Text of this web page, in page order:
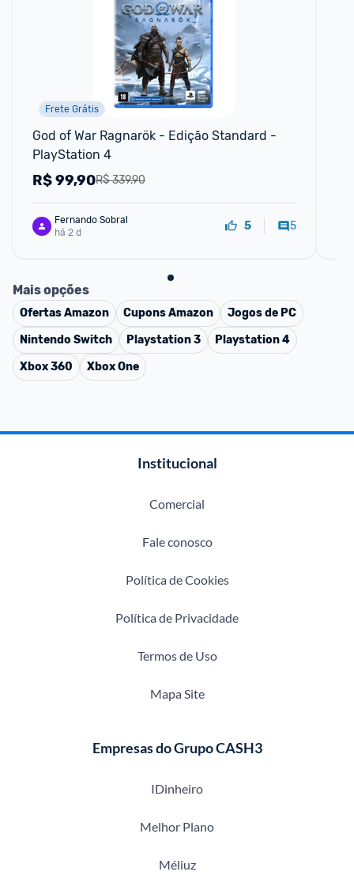
Frete Grátis
God of War Ragnarök - Edição Standard -
PlayStation 4
R$ 339,90
R$99,90
Fernando Sobral
há 2 d
5 5
Mais opções
OfertasAmazon CuponsAmazon
Jogos de PC
Nintendo Switch
Playstation 3
Playstation 4
Xbox 360
Xbox One
Institucional
Comercial
Fale conosco
Política de Cookies
Política de Privacidade
Termos de Uso
Mapa Site
Empresas do Grupo CASH3
IDinheiro
Melhor Plano
Méliuz